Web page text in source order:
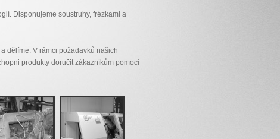
Disponujeme soustruhy, frézkami a
dělíme. V rámci požadavků našich
produkty doručit zákazníkům pomocí